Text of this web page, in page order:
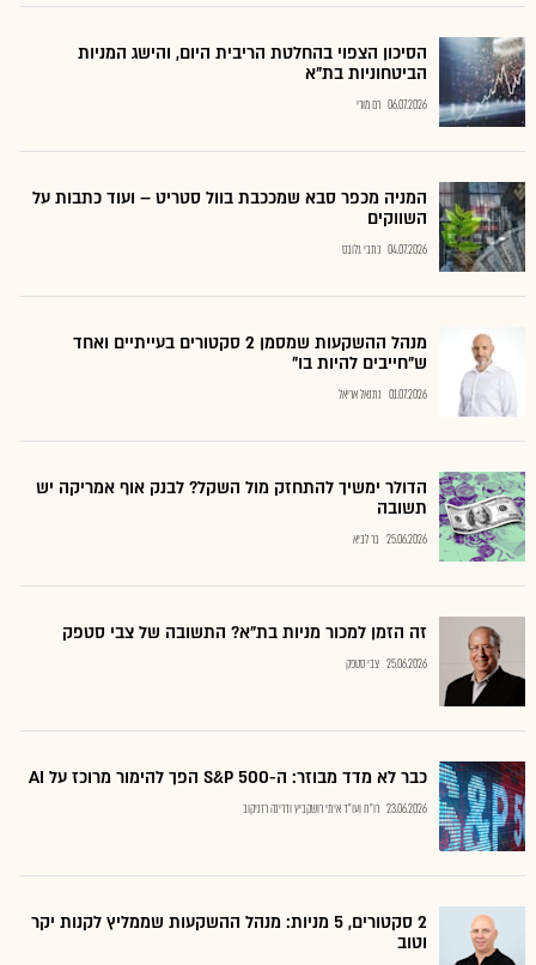
הסיכון הצפוי בהחלטת הריבית היום, והישג המניות
הביטחוניות בת"א
06.07.2026 רם מורי
המניה מכפר סבא שמככבת בוול סטריט – ועוד כתבות על
השווקים
04.07.2026 כתבי גלובס
מנהל ההשקעות שמסמן 2 סקטורים בעייתיים ואחד
ש"חייבים להיות בו"
01.07.2026 נתנאל אריאל
הדולר ימשיך להתחזק מול השקל? לבנק אוף אמריקה יש
תשובה
25.06.2026 בר לביא
זה הזמן למכור מניות בת"א? התשובה של צבי סטפק
25.06.2026 צבי סטפק
כבר לא מדד מבוזר: ה-S&P 500 הפך להימור מרוכז על AI
23.06.2026 רו"ח ועו"ד איתי רושקביץ ודרינה רזניקוב
2 סקטורים, 5 מניות: מנהל ההשקעות שממליץ לקנות יקר
וטוב